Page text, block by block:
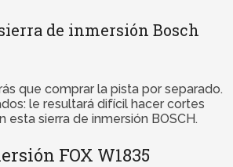
de inmersión Bosch
que comprar la pista por separado.
le resultará difícil hacer cortes
esta sierra de inmersión BOSCH.
FOX W1835